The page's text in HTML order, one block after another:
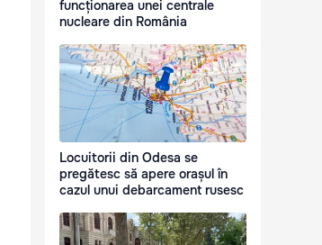
funcționarea unei centrale
nucleare din România
Locuitorii din Odesa se
pregătesc să apere orașul în
cazul unui debarcament rusesc